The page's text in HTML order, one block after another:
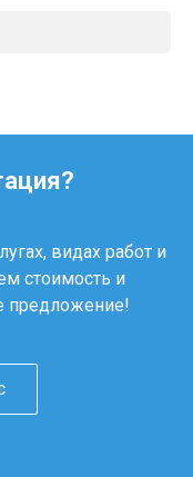
видах работ и
стоимость и
предложение!